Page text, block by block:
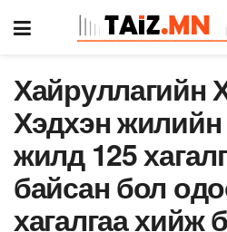
Хайруллагийн
Хэдхэн
жилд 125
байсан бол
хагалгаа хийж